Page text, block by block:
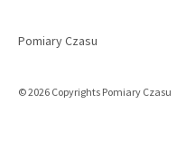
Pomiary Czasu
© 2026 Copyrights Pomiary Czasu